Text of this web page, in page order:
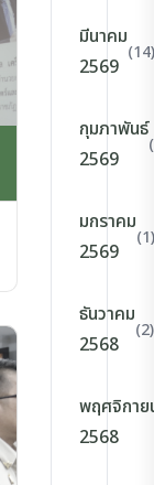
มีนาคม
2569
(14)
กุมภาพันธ์
2569
มกราคม
2569
(1)
ธันวาคม
2568
(2)
พฤศจิกาย
2568